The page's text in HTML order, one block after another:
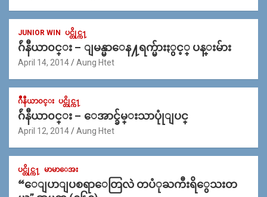
JUNIOR WIN ပင္တိုင္က႑
ဂ်ဴနီယာ၀င္း – ျမန္မာေန႔ရက္မ်ားႏွင့္ ပန္းမ်ား
April 14, 2014 Aung Htet
ဂ်ဳနီယာ၀င္း ပင္တိုင္က႑
ဂ်ဴနီယာ၀င္း – ေအာင္ခ်မ္းသာပုုံျပင္
April 12, 2014 Aung Htet
ပင္တိုင္က႑ မာမာေအး
“ေျပာျပစရာေတြလဲ တပံုႀကီးရိွေသးတ